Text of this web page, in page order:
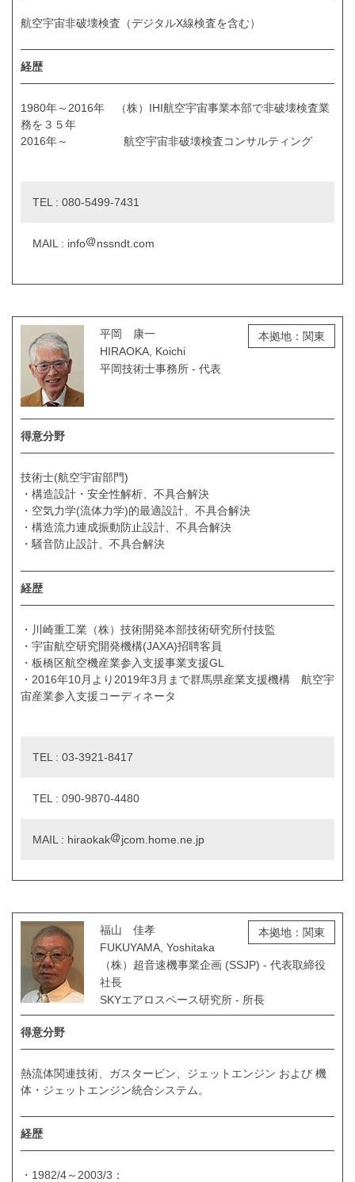
航空宇宙非破壊検査（デジタルX線検査を含む）
経歴
1980年～2016年 （株）IHI航空宇宙事業本部で非破壊検査業
務を３５年
2016年～ 航空宇宙非破壊検査コンサルティング
TEL : 080-5499-7431
MAIL : info nssndt.com
平岡 康一
HIRAOKA, Koichi
平岡技術士事務所 - 代表
本拠地：関東
得意分野
技術士(航空宇宙部門)
・構造設計・安全性解析、不具合解決
・空気力学(流体力学)的最適設計、不具合解決
・構造流力連成振動防止設計、不具合解決
・騒音防止設計、不具合解決
経歴
・川崎重工業（株）技術開発本部技術研究所付技監
・宇宙航空研究開発機構(JAXA)招聘客員
・板橋区航空機産業参入支援事業支援GL
・2016年10月より2019年3月まで群馬県産業支援機構 航空宇
宙産業参入支援コーディネータ
TEL : 03-3921-8417
TEL : 090-9870-4480
MAIL : hiraokak jcom.home.ne.jp
福山 佳孝
FUKUYAMA, Yoshitaka
（株）超音速機事業企画 (SSJP) - 代表取締役
社長
SKYエアロスペース研究所 - 所長
本拠地：関東
得意分野
熱流体関連技術、ガスタービン、ジェットエンジン および 機
体・ジェットエンジン統合システム。
経歴
・1982/4～2003/3：